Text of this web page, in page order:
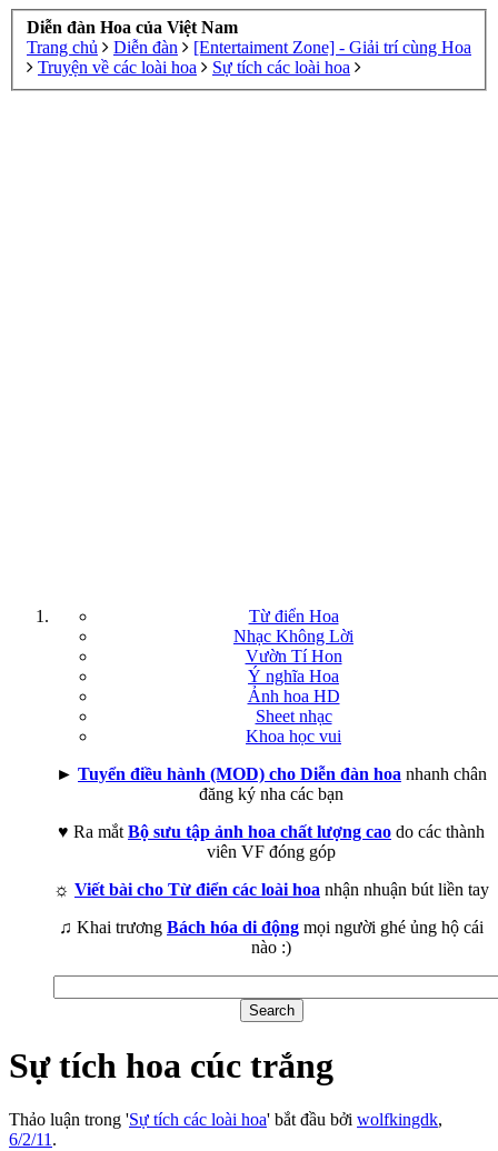
Diễn đàn Hoa của Việt Nam
Trang chủ
Diễn đàn
[Entertaiment Zone] - Giải trí cùng Hoa
Truyện về các loài hoa
Sự tích các loài hoa
Từ điển Hoa
Nhạc Không Lời
Vườn Tí Hon
Ý nghĩa Hoa
Ảnh hoa HD
Sheet nhạc
Khoa học vui
► Tuyển điều hành (MOD) cho Diễn đàn hoa nhanh chân
đăng ký nha các bạn
♥ Ra mắt Bộ sưu tập ảnh hoa chất lượng cao do các thành
viên VF đóng góp
☼ Viết bài cho Từ điển các loài hoa nhận nhuận bút liền tay
♫ Khai trương Bách hóa di động mọi người ghé ủng hộ cái
nào :)
Sự tích hoa cúc trắng
Thảo luận trong 'Sự tích các loài hoa' bắt đầu bởi wolfkingdk,
6/2/11.